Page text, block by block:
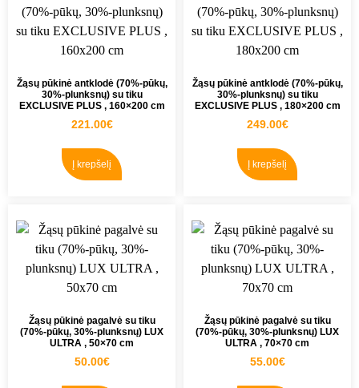
Žąsų pūkinė antklodė (70%-pūkų,
30%-plunksnų) su tiku
EXCLUSIVE PLUS , 160×200 cm
221.00€
Į krepšelį
Žąsų pūkinė antklodė (70%-pūkų,
30%-plunksnų) su tiku
EXCLUSIVE PLUS , 180×200 cm
249.00€
Į krepšelį
Žąsų pūkinė pagalvė su tiku
(70%-pūkų, 30%-plunksnų) LUX
ULTRA , 50×70 cm
50.00€
Žąsų pūkinė pagalvė su tiku
(70%-pūkų, 30%-plunksnų) LUX
ULTRA , 70×70 cm
55.00€